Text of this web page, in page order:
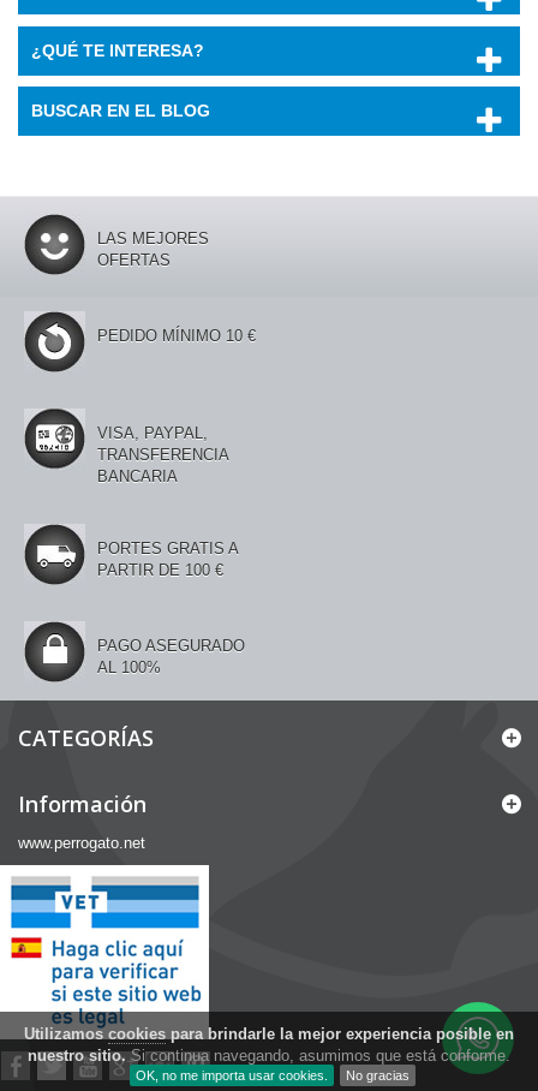
Utilizamos cookies para brindarle la mejor experiencia posible en
nuestro sitio. Si continua navegando, asumimos que está conforme.
OK, no me importa usar cookies. No gracias
¿QUÉ TE INTERESA?
BUSCAR EN EL BLOG
LAS MEJORES
OFERTAS
PEDIDO MÍNIMO 10 €
VISA, PAYPAL,
TRANSFERENCIA
BANCARIA
PORTES GRATIS A
PARTIR DE 100 €
PAGO ASEGURADO
AL 100%
CATEGORÍAS
Información
www.perrogato.net